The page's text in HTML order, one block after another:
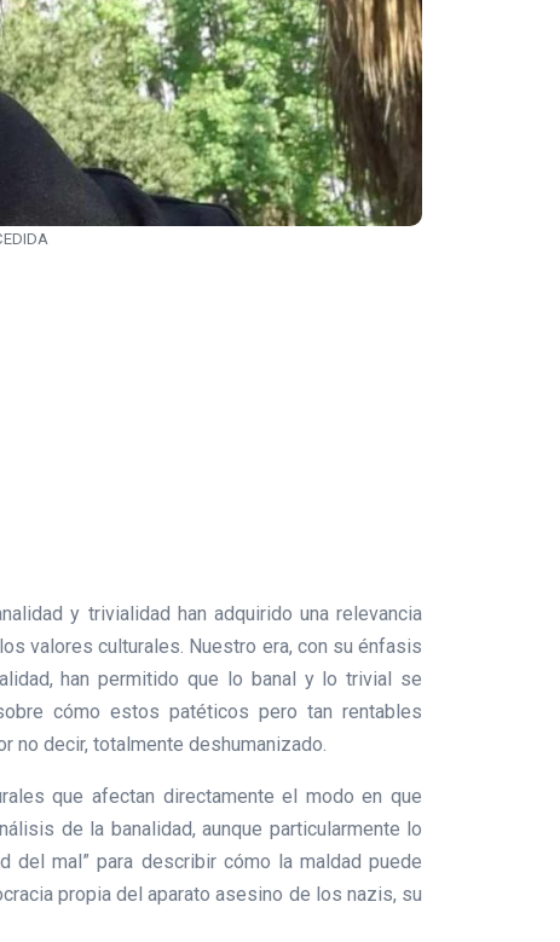
y trivialidad han adquirido una relevancia
valores culturales. Nuestro era, con su énfasis
han permitido que lo banal y lo trivial se
cómo estos patéticos pero tan rentables
no decir, totalmente deshumanizado.
que afectan directamente el modo en que
de la banalidad, aunque particularmente lo
del mal” para describir cómo la maldad puede
propia del aparato asesino de los nazis, su